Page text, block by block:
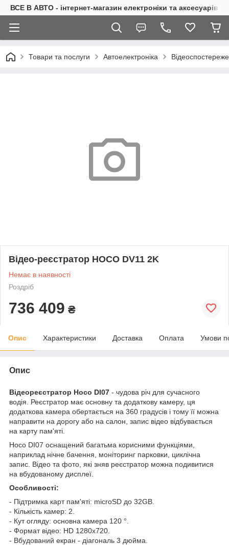
ВСЕ В АВТО - інтернет-магазин електроніки та аксесуарів в
Товари та послуги Автоелектроніка
Відео-реєстратор HOCO DV11 2K
Немає в наявності
Роздріб
736 409 ₴
Опис Характеристики Доставка Оплата Умови
Опис
Відеореєстратор Hoco DI07 - чудова річ для сучасного
водія. Реєстратор має основну та додаткову камеру, ця
додаткова камера обертається на 360 градусів і тому її можна
направити на дорогу або на салон, запис відео відбувається
на карту пам'яті.
Hoco DI07 оснащений багатьма корисними функціями,
наприклад нічне бачення, моніторинг парковки, циклічна
запис. Відео та фото, які зняв реєстратор можна подивитися
на вбудованому дисплеї.
Особливості:
- Підтримка карт пам'яті: microSD до 32GB.
- Кількість камер: 2.
- Кут огляду: основна камера 120 °.
- Формат відео: HD 1280х720.
- Вбудований екран - діагональ 3 дюйма.